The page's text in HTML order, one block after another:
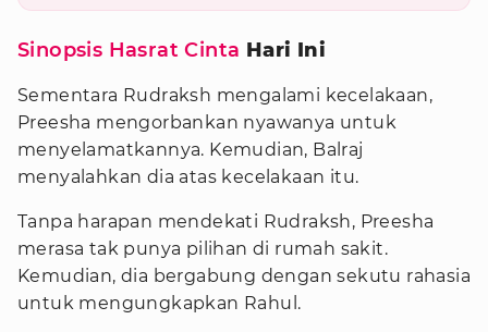
Sinopsis Hasrat Cinta Hari Ini
Sementara Rudraksh mengalami kecelakaan,
Preesha mengorbankan nyawanya untuk
menyelamatkannya. Kemudian, Balraj
menyalahkan dia atas kecelakaan itu.
Tanpa harapan mendekati Rudraksh, Preesha
merasa tak punya pilihan di rumah sakit.
Kemudian, dia bergabung dengan sekutu rahasia
untuk mengungkapkan Rahul.